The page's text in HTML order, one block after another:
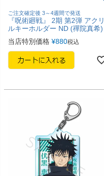
ご注文確定後 3～4週間で発送
『呪術廻戦』 2期 第2弾 アクリ
ルキーホルダー ND (禪院真希)
当店特別価格 ¥880税込